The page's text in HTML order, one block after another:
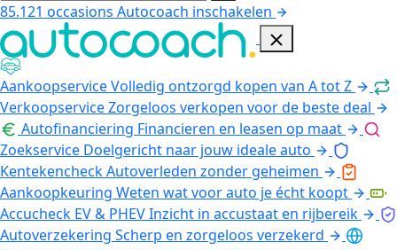
85.121 occasions Autocoach inschakelen
AankoopserviceVolledig ontzorgd kopen van A tot Z
VerkoopserviceZorgeloos verkopen voor de beste deal
Autofinanciering Financieren en leasen op maat
Zoekservice Doelgericht naar jouw ideale auto
KentekencheckAutoverleden zonder geheimen
Aankoopkeuring Weten wat voor auto je écht koopt
Accucheck EV & PHEVInzicht in accustaat en rijbereik
Autoverzekering Scherp en zorgeloos verzekerd